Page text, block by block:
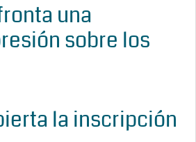
una
sobre los
la inscripción